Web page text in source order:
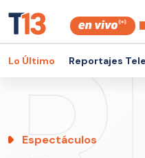
Lo Último Reportajes
Espectáculos